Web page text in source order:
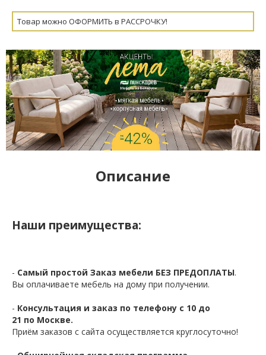
Товар можно ОФОРМИТЬ в РАССРОЧКУ!
Описание
Наши преимущества:
- Самый простой Заказ мебели БЕЗ ПРЕДОПЛАТЫ.
Вы оплачиваете мебель на дому при получении.
- Консультация и заказ по телефону с 10 до
21 по Москве.
Приём заказов с сайта осуществляется круглосуточно!